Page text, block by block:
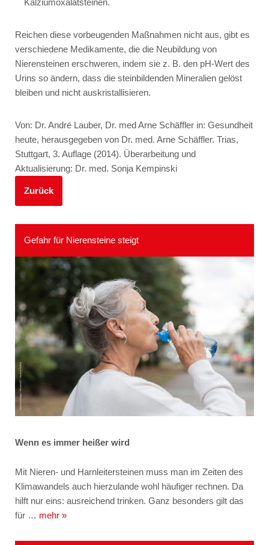
Kalziumoxalatsteinen.
Reichen diese vorbeugenden Maßnahmen nicht aus, gibt es
verschiedene Medikamente, die die Neubildung von
Nierensteinen erschweren, indem sie z. B. den pH-Wert des
Urins so ändern, dass die steinbildenden Mineralien gelöst
bleiben und nicht auskristallisieren.
Von: Dr. André Lauber, Dr. med Arne Schäffler in: Gesundheit
heute, herausgegeben von Dr. med. Arne Schäffler. Trias,
Stuttgart, 3. Auflage (2014). Überarbeitung und
Aktualisierung: Dr. med. Sonja Kempinski
Zurück
Gefahr für Nierensteine steigt
Wenn es immer heißer wird
Mit Nieren- und Harnleitersteinen muss man im Zeiten des
Klimawandels auch hierzulande wohl häufiger rechnen. Da
hilft nur eins: ausreichend trinken. Ganz besonders gilt das
für … mehr »